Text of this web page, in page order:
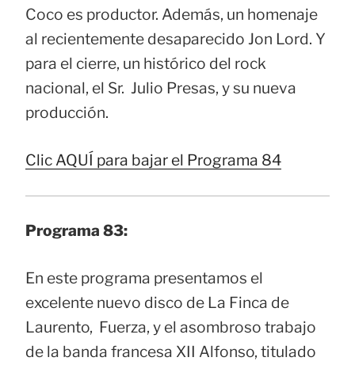
Coco es productor. Además, un homenaje
al recientemente desaparecido Jon Lord. Y
para el cierre, un histórico del rock
nacional, el Sr. Julio Presas, y su nueva
producción.
Clic AQUÍ para bajar el Programa 84
Programa 83:
En este programa presentamos el
excelente nuevo disco de La Finca de
Laurento, Fuerza, y el asombroso trabajo
de la banda francesa XII Alfonso, titulado